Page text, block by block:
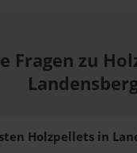
Fragen zu
Holzpellets in